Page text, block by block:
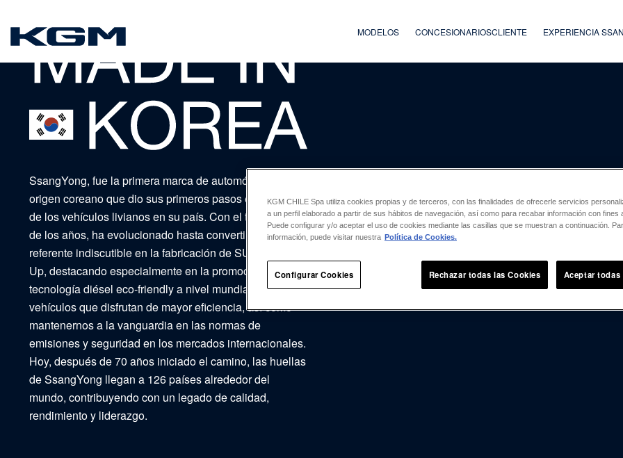
SsangYong MODELOS CONCESIONARIOSCLIENTE EXPERIENCIA
SsangYong, fue la primera marca de automóviles de
origen coreano que dio sus primeros pasos en la senda
de los vehículos livianos en su país. Con el transcurso
de los años, ha evolucionado hasta convertirse en el
referente indiscutible en la fabricación de SUV y Pick-
Up, destacando especialmente en la promoción de la
tecnología diésel eco-friendly a nivel mundial, logrando
vehículos que disfrutan de mayor eficiencia, así como
mantenernos a la vanguardia en las normas de
emisiones y seguridad en los mercados internacionales.
Hoy, después de 70 años iniciado el camino, las huellas
de SsangYong llegan a 126 países alrededor del
mundo, contribuyendo con un legado de calidad,
rendimiento y liderazgo.
KGM CHILE Spa utiliza cookies propias y de terceros, con las finalidades de ofrecerle servicios
a un perfil elaborado a partir de sus hábitos de navegación, así como para recabar información con fines
Puede configurar y/o aceptar el uso de cookies mediante las casillas que se muestran a continuación.
información, puede visitar nuestra Política de Cookies.
Configurar Cookies Rechazar todas las Cookies Aceptar todas